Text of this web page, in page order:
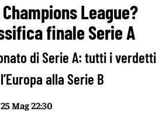
League?
finale Serie A
di Serie A: tutti i verdetti
alla Serie B
25 Mag 22:30